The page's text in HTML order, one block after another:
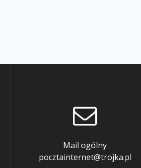
Mail ogólny
pocztainternet@trojka.pl